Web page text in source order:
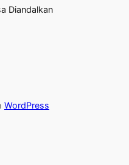
Diandalkan
WordPress